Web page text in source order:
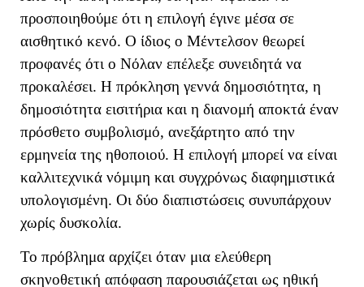
προσποιηθούμε ότι η επιλογή έγινε μέσα σε
αισθητικό κενό. Ο ίδιος ο Μέντελσον θεωρεί
προφανές ότι ο Νόλαν επέλεξε συνειδητά να
προκαλέσει. Η πρόκληση γεννά δημοσιότητα, η
δημοσιότητα εισιτήρια και η διανομή αποκτά έναν
πρόσθετο συμβολισμό, ανεξάρτητο από την
ερμηνεία της ηθοποιού. Η επιλογή μπορεί να είναι
καλλιτεχνικά νόμιμη και συγχρόνως διαφημιστικά
υπολογισμένη. Οι δύο διαπιστώσεις συνυπάρχουν
χωρίς δυσκολία.
Το πρόβλημα αρχίζει όταν μια ελεύθερη
σκηνοθετική απόφαση παρουσιάζεται ως ηθική